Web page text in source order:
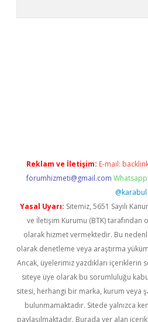
Reklam ve İletişim: E-mail:
forumhizmeti@gmail.com
@karabul
Yasal Uyarı: Sitemiz, 5651 Sayılı
ve İletişim Kurumu (BTK) tarafından
olarak hizmet vermektedir. Bu
olarak denetleme veya araştırma
Ancak, üyelerimiz yazdıkları içeriklerin
siteye üye olarak bu sorumluluğu
sitesi, herhangi bir marka, kurum veya
bulunmamaktadır. Sitede yalnızca
paylaşılmaktadır. Burada yer alan